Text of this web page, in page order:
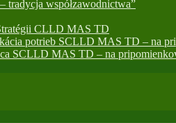
tradycja współzawodnictwa”
CLLD MAS TD
potrieb SCLLD MAS TD – na
SCLLD MAS TD – na